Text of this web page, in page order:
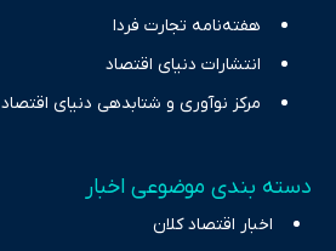
هفته‌نامه تجارت فردا
انتشارات دنیای اقتصاد
مرکز نوآوری و شتابدهی دنیای اقتصاد
دسته بندی موضوعی اخبار
اخبار اقتصاد کلان